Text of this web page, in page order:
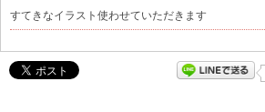
すてきなイラスト使わせていただきます